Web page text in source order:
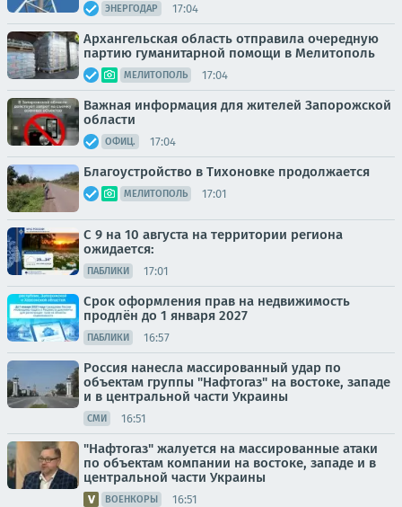
ЭНЕРГОДАР 17:04
Архангельская область отправила очередную
партию гуманитарной помощи в Мелитополь
МЕЛИТОПОЛЬ 17:04
Важная информация для жителей Запорожской
области
ОФИЦ. 17:04
Благоустройство в Тихоновке продолжается
МЕЛИТОПОЛЬ 17:01
С 9 на 10 августа на территории региона
ожидается:
ПАБЛИКИ 17:01
Срок оформления прав на недвижимость
продлён до 1 января 2027
ПАБЛИКИ 16:57
Россия нанесла массированный удар по
объектам группы "Нафтогаз" на востоке, западе
и в центральной части Украины
СМИ 16:51
"Нафтогаз" жалуется на массированные атаки
по объектам компании на востоке, западе и в
центральной части Украины
ВОЕНКОРЫ 16:51